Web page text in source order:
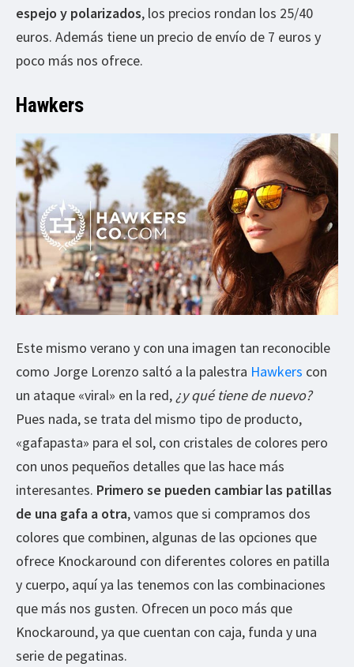
espejo y polarizados, los precios rondan los 25/40
euros. Además tiene un precio de envío de 7 euros y
poco más nos ofrece.
Hawkers
Este mismo verano y con una imagen tan reconocible
como Jorge Lorenzo saltó a la palestra Hawkers con
un ataque «viral» en la red, ¿y qué tiene de nuevo?
Pues nada, se trata del mismo tipo de producto,
«gafapasta» para el sol, con cristales de colores pero
con unos pequeños detalles que las hace más
interesantes. Primero se pueden cambiar las patillas
de una gafa a otra, vamos que si compramos dos
colores que combinen, algunas de las opciones que
ofrece Knockaround con diferentes colores en patilla
y cuerpo, aquí ya las tenemos con las combinaciones
que más nos gusten. Ofrecen un poco más que
Knockaround, ya que cuentan con caja, funda y una
serie de pegatinas.